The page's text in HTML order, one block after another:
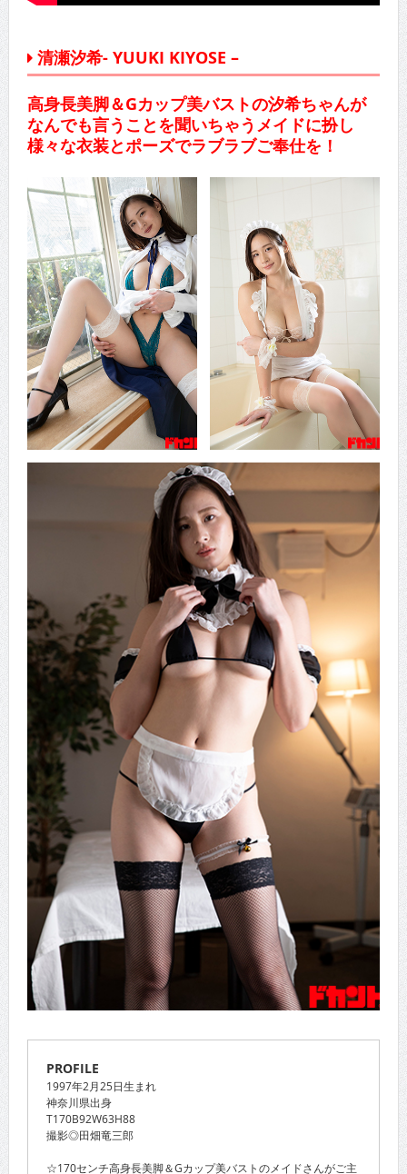
清瀬汐希- YUUKI KIYOSE –
高身長美脚＆Gカップ美バストの汐希ちゃんが
なんでも言うことを聞いちゃうメイドに扮し
様々な衣装とポーズでラブラブご奉仕を！
PROFILE
1997年2月25日生まれ
神奈川県出身
T170B92W63H88
撮影◎田畑竜三郎
☆170センチ高身長美脚＆Gカップ美バストのメイドさんがご主